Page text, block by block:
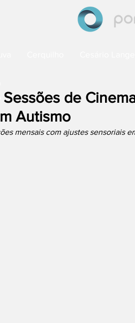
Sessões de
Autismo
mensais com ajustes sensoriais